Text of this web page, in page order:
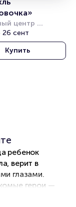
центр
26 сент
Купить
ребенок
верит в
глазами.
герои —
В афишу